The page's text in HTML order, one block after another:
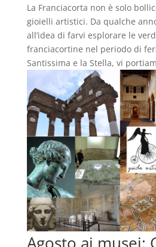
La Franciacorta non è solo
gioielli artistici. Da qualche
all’idea di farvi esplorare le
franciacortine nel periodo di
Santissima e la Stella, vi
Agosto ai musei: